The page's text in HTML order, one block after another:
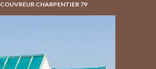
COUVREUR CHARPENTIER 79